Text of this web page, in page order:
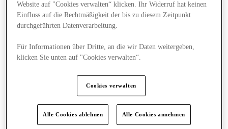
Website auf "Cookies verwalten“ klicken. Ihr Widerruf hat keinen
Einfluss auf die Rechtmäßigkeit der bis zu diesem Zeitpunkt
durchgeführten Datenverarbeitung.
Für Informationen über Dritte, an die wir Daten weitergeben,
klicken Sie unten auf "Cookies verwalten“.
Cookies verwalten
Alle Cookies ablehnen Alle Cookies annehmen